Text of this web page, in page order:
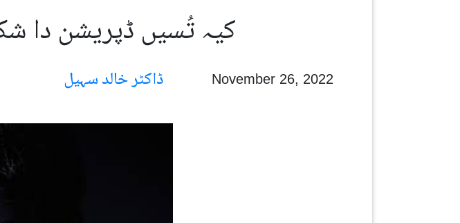
کیہ تُسیں ڈپریشن دا
November 26, 2022